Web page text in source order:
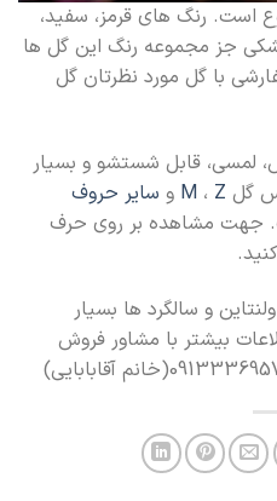
است. رنگ های قرمز، سفید،
جز مجموعه رنگ این گل ها
با گل مورد نظرتان گل
لمسی، قابل شستشو و بسیار
گل
M ، Z و سایر حروف
جهت مشاهده بر روی حرف
و سالگرد ها بسیار
بیشتر با مشاور فروش